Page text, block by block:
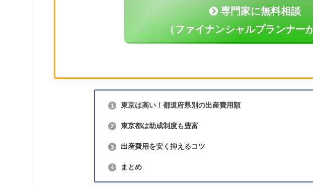
専門家に無料相談
（ファイナンシャルプランナー
1 東京は高い！都道府県別の出産費用額
2 東京都は助成制度も豊富
3 出産費用を安く抑えるコツ
4 まとめ